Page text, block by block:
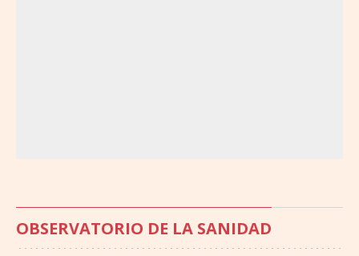
OBSERVATORIO DE LA SANIDAD